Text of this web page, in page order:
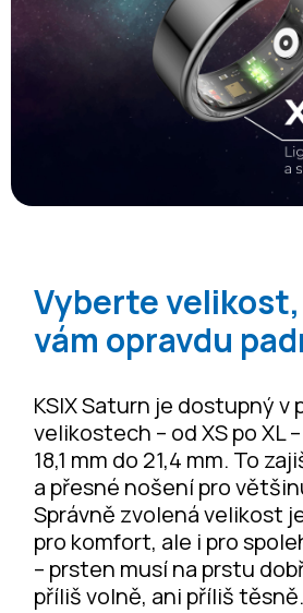
Vyberte
vám opravdu
KSIX Saturn je dostupný v
velikostech – od XS po XL
18,1 mm do 21,4 mm. To
a přesné nošení pro
Správně zvolená velikost
pro komfort, ale i pro
– prsten musí na prstu
příliš volně, ani příliš těsně.